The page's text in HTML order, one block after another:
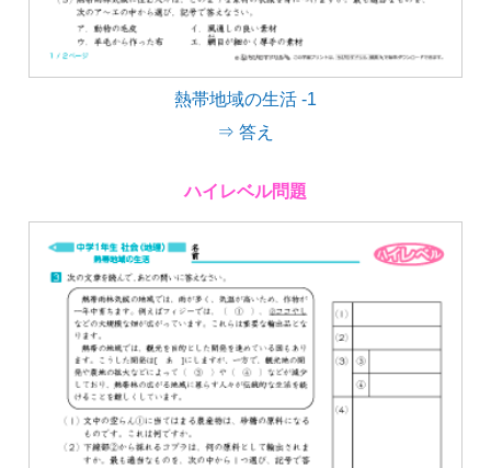
熱帯地域の生活 -1
⇒ 答え
ハイレベル問題